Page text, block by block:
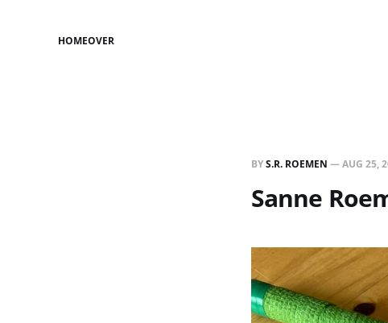
HOMEOVER
BYS.R. ROEMEN —AUG 25,
Sanne